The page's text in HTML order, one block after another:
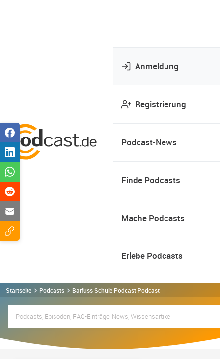
Anmeldung
Registrierung
Podcast-News
Finde Podcasts
Mache Podcasts
Erlebe Podcasts
Startseite Podcasts Barfuss Schule Podcast Podcast